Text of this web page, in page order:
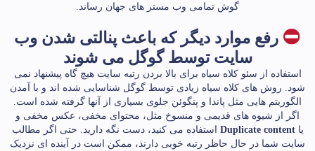
گوش تمامی وب مستر های جهان رساند.
رفع موارد دیگر که باعث پنالتی شدن وب
سایت توسط گوگل می شوند
استفاده از سئو کلاه سیاه برای بالا بردن رتبه سایت هیچ گاه پیشنهاد نمی
شود. روش های کلاه سیاه زیادی توسط گوگل شناسایی شده اند و با آمدن
الگوریتم هایی مثل پاندا و پنگوئن جلوی بسیاری از آنها گرفته شده است.
اگر از شیوه های قدیمی و منسوخ مثل، محتوای مخفی، عکس مخفی و
یاDuplicate content استفاده می کنید، دست نگه دارید. حتی اگر مطالب
سایت شما در حال حاظر رتبه خوبی دارند، ممکن است در آینده ای نزدیک